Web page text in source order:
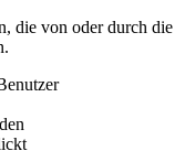
die von oder durch die